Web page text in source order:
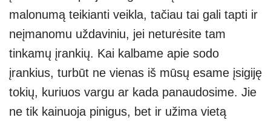
malonumą teikianti veikla, tačiau tai gali tapti ir
neįmanomu uždaviniu, jei neturėsite tam
tinkamų įrankių. Kai kalbame apie sodo
įrankius, turbūt ne vienas iš mūsų esame įsigiję
tokių, kuriuos vargu ar kada panaudosime. Jie
ne tik kainuoja pinigus, bet ir užima vietą